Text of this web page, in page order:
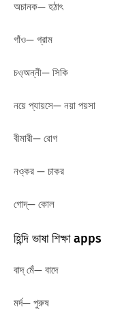
অচানক— হঠাৎ
গাঁও— গ্রাম
চও্অন্নী— সিকি
নয়ে প্যায়সে— নয়া পয়সা
বীমারী— রোগ
নও্কর — চাকর
গোদ্— কোল
হিন্দি ভাষা শিক্ষা apps
বাদ্ মেঁ— বাদে
মর্দ— পুরুষ